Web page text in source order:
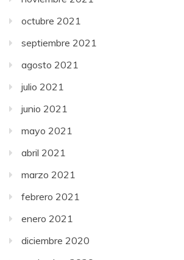
octubre 2021
septiembre 2021
agosto 2021
julio 2021
junio 2021
mayo 2021
abril 2021
marzo 2021
febrero 2021
enero 2021
diciembre 2020